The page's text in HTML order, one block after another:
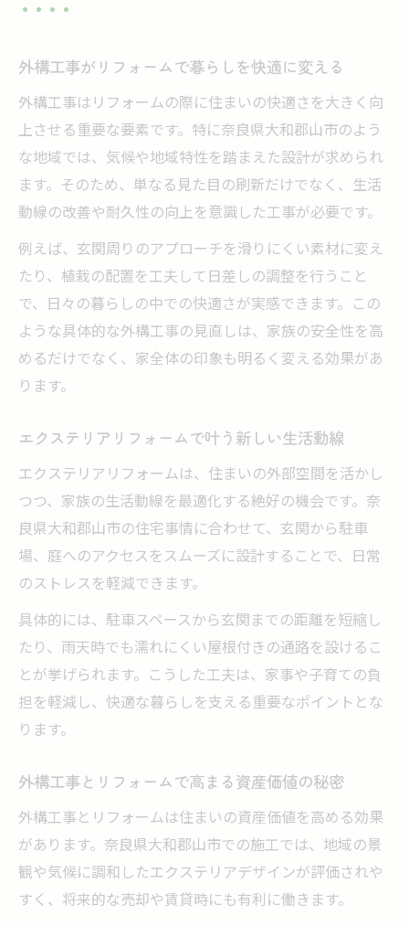
外構工事がリフォームで暮らしを快適に変える
外構工事はリフォームの際に住まいの快適さを大きく向
上させる重要な要素です。特に奈良県大和郡山市のよう
な地域では、気候や地域特性を踏まえた設計が求められ
ます。そのため、単なる見た目の刷新だけでなく、生活
動線の改善や耐久性の向上を意識した工事が必要です。
例えば、玄関周りのアプローチを滑りにくい素材に変え
たり、植栽の配置を工夫して日差しの調整を行うこと
で、日々の暮らしの中での快適さが実感できます。この
ような具体的な外構工事の見直しは、家族の安全性を高
めるだけでなく、家全体の印象も明るく変える効果があ
ります。
エクステリアリフォームで叶う新しい生活動線
エクステリアリフォームは、住まいの外部空間を活かし
つつ、家族の生活動線を最適化する絶好の機会です。奈
良県大和郡山市の住宅事情に合わせて、玄関から駐車
場、庭へのアクセスをスムーズに設計することで、日常
のストレスを軽減できます。
具体的には、駐車スペースから玄関までの距離を短縮し
たり、雨天時でも濡れにくい屋根付きの通路を設けるこ
とが挙げられます。こうした工夫は、家事や子育ての負
担を軽減し、快適な暮らしを支える重要なポイントとな
ります。
外構工事とリフォームで高まる資産価値の秘密
外構工事とリフォームは住まいの資産価値を高める効果
があります。奈良県大和郡山市での施工では、地域の景
観や気候に調和したエクステリアデザインが評価されや
すく、将来的な売却や賃貸時にも有利に働きます。